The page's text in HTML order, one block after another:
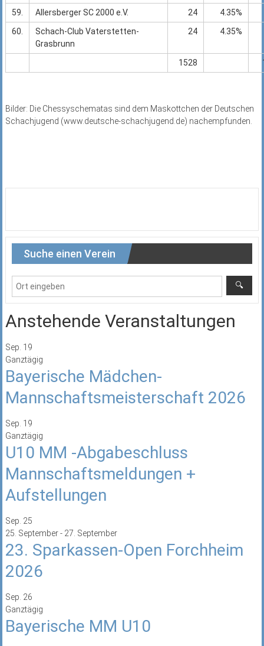
59.
Allersberger SC 2000 e.V. 24
4.35%
60.
Schach-Club Vaterstetten-
Grasbrunn
24 4.35%
1528
Bilder: Die Chessyschematas sind dem Maskottchen der Deutschen
Schachjugend (www.deutsche-schachjugend.de) nachempfunden.
Suche einen Verein
Anstehende Veranstaltungen
Sep. 19
Ganztägig
Bayerische Mädchen-
Mannschaftsmeisterschaft 2026
Sep. 19
Ganztägig
U10 MM -Abgabeschluss
Mannschaftsmeldungen +
Aufstellungen
Sep. 25
25. September- 27. September
23. Sparkassen-Open Forchheim
2026
Sep. 26
Ganztägig
Bayerische MM U10